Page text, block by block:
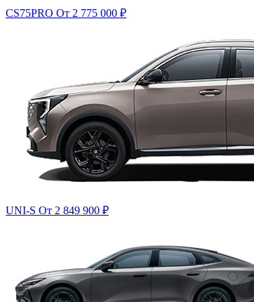
CS75PRO От 2 775 000 ₽
UNI-S От 2 849 900 ₽